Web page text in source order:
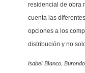
residencial de obra
cuenta las
opciones a los
distribución y no
Isabel Blanco, Burondo